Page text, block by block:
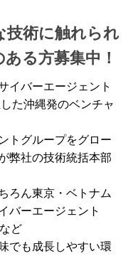
技術に触れられ
る方募集中！
イバーエージェント
た沖縄発のベンチャ
トグループをグロー
弊社の技術統括本部
ろん東京・ベトナム
バーエージェント
ど
でも成長しやすい環